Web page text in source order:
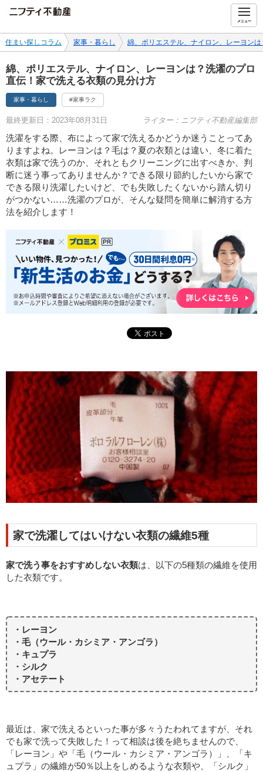
メニュー
住まい探しコラム 家事・暮らし 綿、ポリエステル、ナイロン、レーヨン
綿、ポリエステル、ナイロン、レーヨンは？洗濯のプロ
直伝！家で洗える衣類の見分け方
家事・暮らし #家事ラク
最終更新日：2023年08月31日 ライター：ニフティ不動産編集部
洗濯をする際、布によって家で洗えるかどうか迷うことってあ
りますよね。レーヨンは？毛は？夏の衣類とは違い、冬に着た
衣類は家で洗うのか、それともクリーニングに出すべきか、判
断に迷う事ってありませんか？できる限り節約したいから家で
できる限り洗濯したいけど、でも失敗したくないから踏ん切り
がつかない……洗濯のプロが、そんな疑問を簡単に解消する方
法を紹介します！
家で洗濯してはいけない衣類の繊維5種
家で洗う事をおすすめしない衣類は、以下の5種類の繊維を使用
した衣類です。
・レーヨン
・毛（ウール・カシミア・アンゴラ）
・キュプラ
・シルク
・アセテート
最近は、家で洗えるといった事が多々うたわれてますが、それ
でも家で洗って失敗した！って相談は後を絶ちませんので、
「レーヨン」や「毛（ウール・カシミア・アンゴラ）」、「キ
ュプラ」の繊維が50％以上をしめるような衣類や、「シルク」